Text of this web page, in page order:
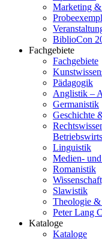
Marketing &
BiblioCon
Fachgebiete
Fachgebiete
Pädagogik
Anglistik –
Germanistik
Geschichte
Linguistik
Medien-
Romanistik
Slawistik
Theologie
Peter Lang
Kataloge
Kataloge